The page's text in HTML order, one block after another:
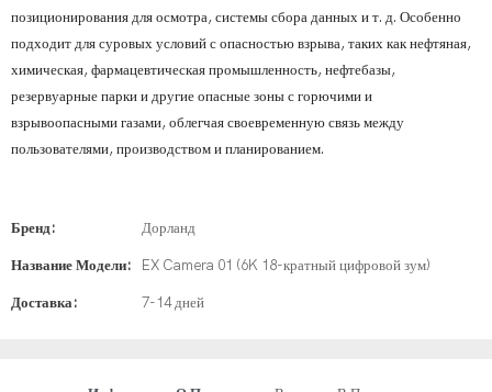
позиционирования для осмотра, системы сбора данных и т. д. Особенно
подходит для суровых условий с опасностью взрыва, таких как нефтяная,
химическая, фармацевтическая промышленность, нефтебазы,
резервуарные парки и другие опасные зоны с горючими и
взрывоопасными газами, облегчая своевременную связь между
пользователями, производством и планированием.
Бренд: Дорланд
Название Модели: EX Camera 01 (6K 18-кратный цифровой зум)
Доставка: 7-14 дней